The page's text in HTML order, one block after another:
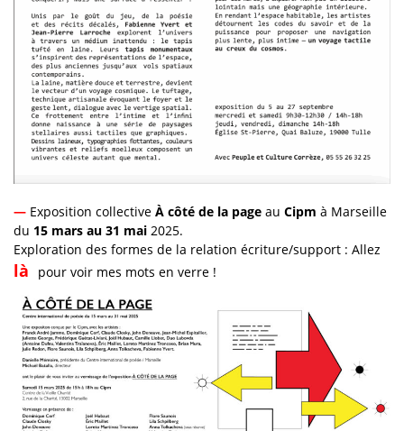
— Exposition collective À côté de la page au Cipm à Marseille
du 15 mars au 31 mai 2025.
Exploration des formes de la relation écriture/support : Allez
là pour voir mes mots en verre !